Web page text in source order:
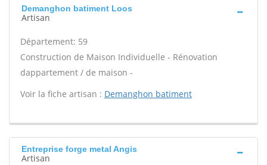
Demanghon batiment Loos
Artisan
Département: 59
Construction de Maison Individuelle - Rénovation
dappartement / de maison -
Voir la fiche artisan : Demanghon batiment
Entreprise forge metal Angis
Artisan